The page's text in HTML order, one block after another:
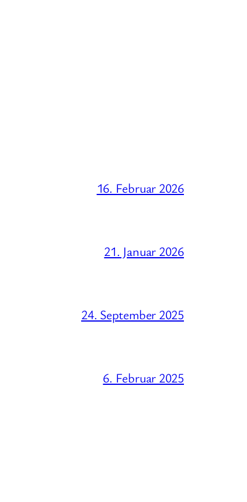
16. Februar 2026
21. Januar 2026
24. September 2025
6. Februar 2025